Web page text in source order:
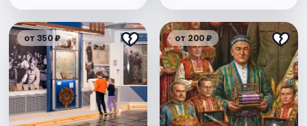
от 350 ₽ от 200 ₽